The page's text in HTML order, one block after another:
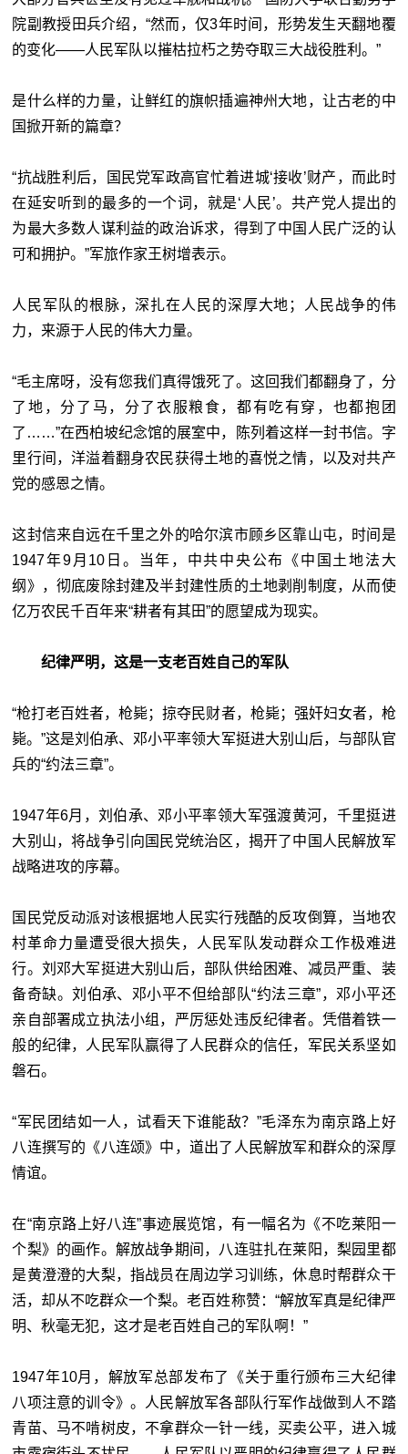
院副教授田兵介绍，“然而，仅3年时间，形势发生天翻地覆
的变化——人民军队以摧枯拉朽之势夺取三大战役胜利。”
是什么样的力量，让鲜红的旗帜插遍神州大地，让古老的中
国掀开新的篇章？
“抗战胜利后，国民党军政高官忙着进城‘接收’财产，而此时
在延安听到的最多的一个词，就是‘人民’。共产党人提出的
为最大多数人谋利益的政治诉求，得到了中国人民广泛的认
可和拥护。”军旅作家王树增表示。
人民军队的根脉，深扎在人民的深厚大地；人民战争的伟
力，来源于人民的伟大力量。
“毛主席呀，没有您我们真得饿死了。这回我们都翻身了，分
了地，分了马，分了衣服粮食，都有吃有穿，也都抱团
了……”在西柏坡纪念馆的展室中，陈列着这样一封书信。字
里行间，洋溢着翻身农民获得土地的喜悦之情，以及对共产
党的感恩之情。
这封信来自远在千里之外的哈尔滨市顾乡区靠山屯，时间是
1947年9月10日。当年，中共中央公布《中国土地法大
纲》，彻底废除封建及半封建性质的土地剥削制度，从而使
亿万农民千百年来“耕者有其田”的愿望成为现实。
纪律严明，这是一支老百姓自己的军队
“枪打老百姓者，枪毙；掠夺民财者，枪毙；强奸妇女者，枪
毙。”这是刘伯承、邓小平率领大军挺进大别山后，与部队官
兵的“约法三章”。
1947年6月，刘伯承、邓小平率领大军强渡黄河，千里挺进
大别山，将战争引向国民党统治区，揭开了中国人民解放军
战略进攻的序幕。
国民党反动派对该根据地人民实行残酷的反攻倒算，当地农
村革命力量遭受很大损失，人民军队发动群众工作极难进
行。刘邓大军挺进大别山后，部队供给困难、减员严重、装
备奇缺。刘伯承、邓小平不但给部队“约法三章”，邓小平还
亲自部署成立执法小组，严厉惩处违反纪律者。凭借着铁一
般的纪律，人民军队赢得了人民群众的信任，军民关系坚如
磐石。
“军民团结如一人，试看天下谁能敌？”毛泽东为南京路上好
八连撰写的《八连颂》中，道出了人民解放军和群众的深厚
情谊。
在“南京路上好八连”事迹展览馆，有一幅名为《不吃莱阳一
个梨》的画作。解放战争期间，八连驻扎在莱阳，梨园里都
是黄澄澄的大梨，指战员在周边学习训练，休息时帮群众干
活，却从不吃群众一个梨。老百姓称赞：“解放军真是纪律严
明、秋毫无犯，这才是老百姓自己的军队啊！”
1947年10月，解放军总部发布了《关于重行颁布三大纪律
八项注意的训令》。人民解放军各部队行军作战做到人不踏
青苗、马不啃树皮，不拿群众一针一线，买卖公平，进入城